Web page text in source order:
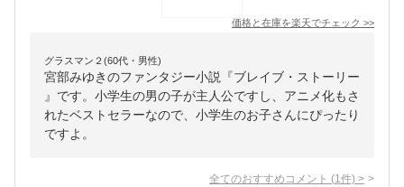
価格と在庫を楽天でチェック >>
グラスマン２(60代・男性)
宮部みゆきのファンタジー小説『ブレイブ・ストーリー
』です。小学生の男の子が主人公ですし、アニメ化もさ
れたベストセラーなので、小学生のお子さんにぴったり
ですよ。
全てのおすすめコメント (1 件) >